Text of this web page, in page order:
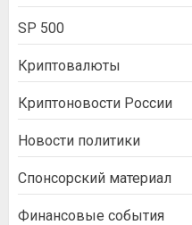
SP 500
Криптовалюты
Криптоновости России
Новости политики
Спонсорский материал
Финансовые события